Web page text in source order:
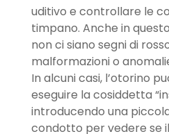
uditivo e controllare le
timpano. Anche in
non ci siano segni di
malformazioni o
In alcuni casi, l’otorino
eseguire la cosiddetta
introducendo una
condotto per vedere se